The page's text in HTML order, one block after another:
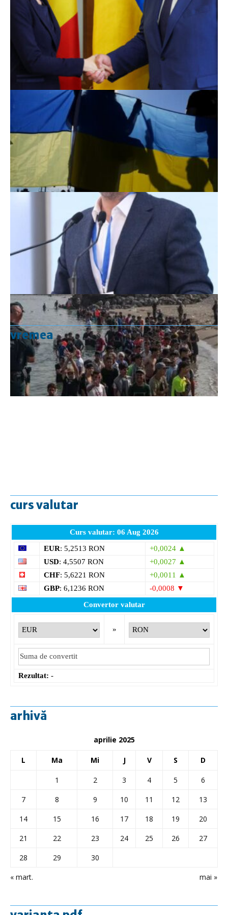
Scoruri fotbal
vremea
curs valutar
Curs valutar: 06 Aug 2026
EUR: 5,2513 RON
+0,0024 ▲
USD: 4,5507 RON
+0,0027 ▲
CHF: 5,6221 RON
+0,0011 ▲
GBP: 6,1236 RON
-0,0008 ▼
Convertor valutar
»
Rezultat: -
arhivă
aprilie 2025
L Ma Mi J V S D
« mart. mai »
1 2 3 4 5
6
7
8 9 10 11 12
13
14
15 16 17 18 19
20
21
22 23 24 25 26
27
28
29 30